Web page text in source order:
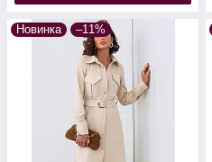
Новинка –11%